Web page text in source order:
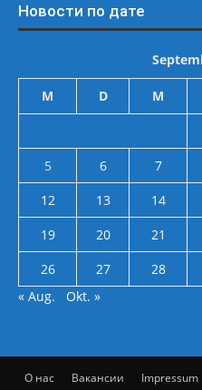
Новости по дате
M D M
5
6 7
12
13 14
19
20 21
26
27 28
« Aug.
Okt. »
О нас Вакансии Impressum